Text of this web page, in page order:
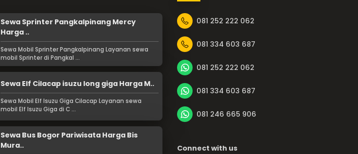
Sewa Sprinter Pangkalpinang Mercy
Harga ..
Sewa Mobil Sprinter Pangkalpinang Layanan sewa
mobil Sprinter di Pangkal ...
Sewa Elf Cilacap isuzu long giga Harga M..
Sewa Mobil Elf Isuzu Giga Cilacap Layanan sewa
mobil Elf Isuzu Giga di C ...
Sewa Bus Bogor Pariwisata Harga Bis
Mura..
081 252 222 062
081 334 603 687
081 252 222 062
081 334 603 687
081 246 665 906
Connect with us